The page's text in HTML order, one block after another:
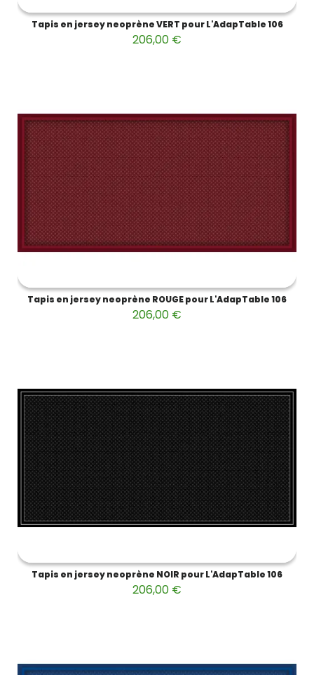
Tapis en jersey neoprène VERT pour L'AdapTable 106
206,00 €
Tapis en jersey neoprène ROUGE pour L'AdapTable 106
206,00 €
Tapis en jersey neoprène NOIR pour L'AdapTable 106
206,00 €